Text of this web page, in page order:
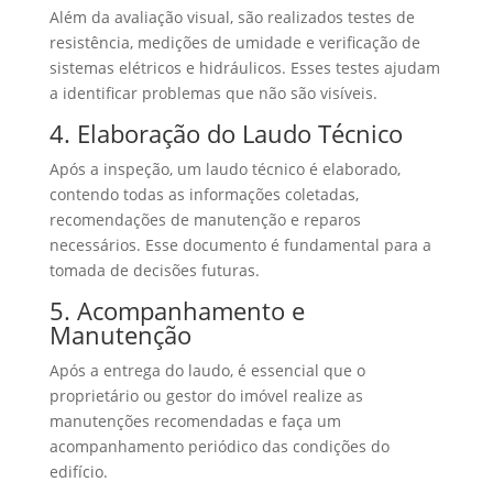
Além da avaliação visual, são realizados testes de
resistência, medições de umidade e verificação de
sistemas elétricos e hidráulicos. Esses testes ajudam
a identificar problemas que não são visíveis.
4. Elaboração do Laudo Técnico
Após a inspeção, um laudo técnico é elaborado,
contendo todas as informações coletadas,
recomendações de manutenção e reparos
necessários. Esse documento é fundamental para a
tomada de decisões futuras.
5. Acompanhamento e
Manutenção
Após a entrega do laudo, é essencial que o
proprietário ou gestor do imóvel realize as
manutenções recomendadas e faça um
acompanhamento periódico das condições do
edifício.